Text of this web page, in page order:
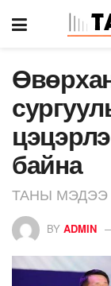
байна
ТАНЫ МЭДЭЭ
BY ADMIN